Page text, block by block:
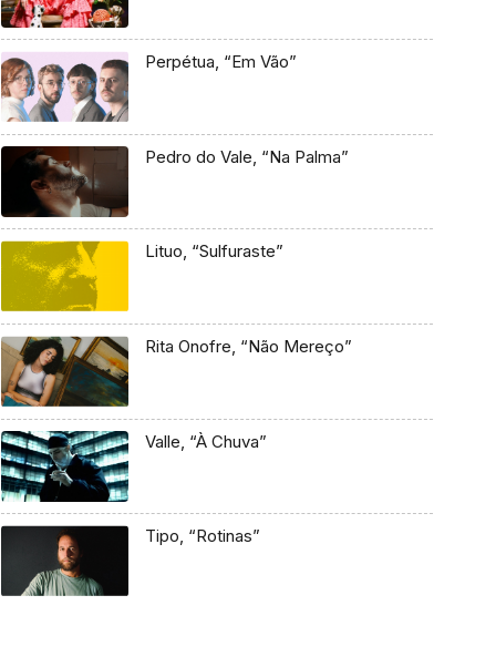
Perpétua, “Em Vão”
Pedro do Vale, “Na Palma”
Lituo, “Sulfuraste”
Rita Onofre, “Não Mereço”
Valle, “À Chuva”
Tipo, “Rotinas”